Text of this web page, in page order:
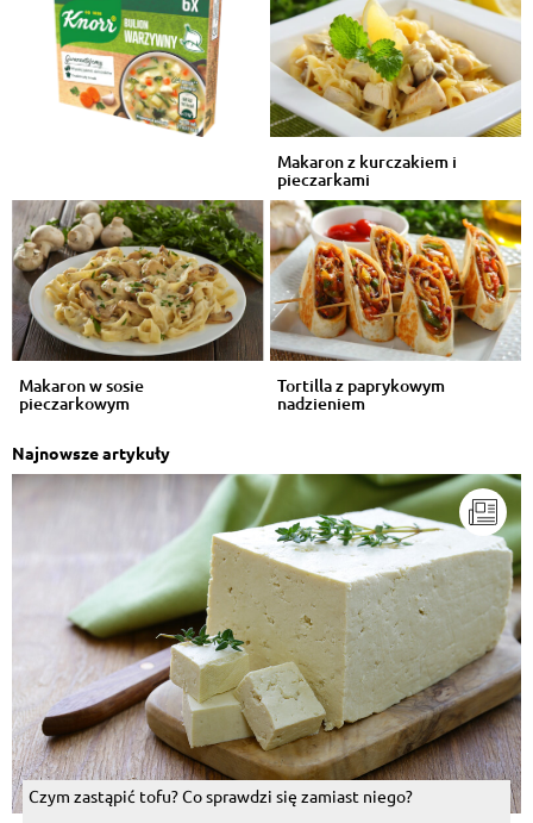
Makaron z kurczakiem i
pieczarkami
Makaron w sosie
pieczarkowym
Tortilla z paprykowym
nadzieniem
Najnowsze artykuły
Czym zastąpić tofu? Co sprawdzi się zamiast niego?